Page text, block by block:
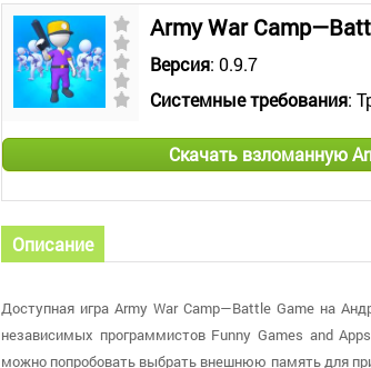
Army War
Версия: 0.9.7
Системные требования:
Скачать взломанную
Описание
Доступная игра Army War Camp—Battle Game на
независимых программистов Funny Games and
можно попробовать выбрать внешнюю память для